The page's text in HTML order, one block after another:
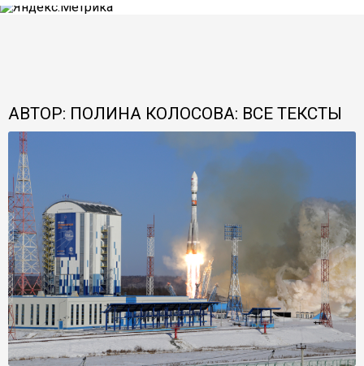
АВТОР: ПОЛИНА КОЛОСОВА: ВСЕ ТЕКСТЫ